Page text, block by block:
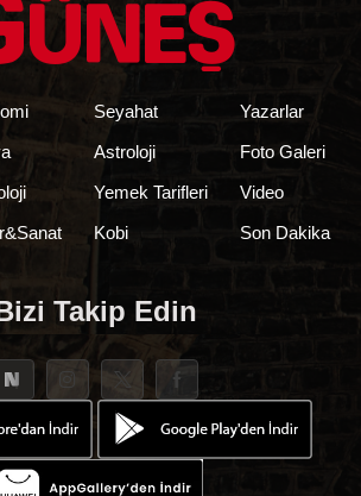
Seyahat
Astroloji
Yemek Tarifleri
Kobi
Yazarlar
Foto Galeri
Video
Son Dakika
Takip Edin